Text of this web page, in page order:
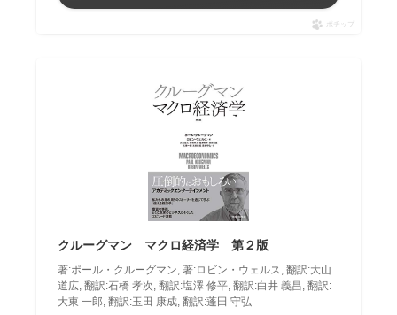
ポチップ
クルーグマン マクロ経済学 第２版
著:ポール・クルーグマン, 著:ロビン・ウェルス, 翻訳:大山
道広, 翻訳:石橋 孝次, 翻訳:塩澤 修平, 翻訳:白井 義昌, 翻訳:
大東 一郎, 翻訳:玉田 康成, 翻訳:蓬田 守弘